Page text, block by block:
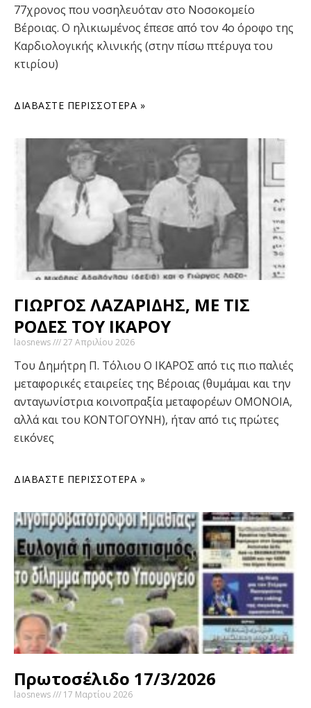
77χρονος που νοσηλευόταν στο Νοσοκομείο
Βέροιας. Ο ηλικιωμένος έπεσε από τον 4ο όροφο της
Καρδιολογικής κλινικής (στην πίσω πτέρυγα του
κτιρίου)
ΔΙΑΒΆΣΤΕ ΠΕΡΙΣΣΌΤΕΡΑ »
ΓΙΩΡΓΟΣ ΛΑΖΑΡΙΔΗΣ, ME TΙΣ
ΡΟΔΕΣ ΤΟΥ ΙΚΑΡΟΥ
laosnews 27 Απριλίου 2026
Του Δημήτρη Π. Τόλιου Ο ΙΚΑΡΟΣ από τις πιο παλιές
μεταφορικές εταιρείες της Βέροιας (θυμάμαι και την
ανταγωνίστρια κοινοπραξία μεταφορέων ΟΜΟΝΟΙΑ,
αλλά και του ΚΟΝΤΟΓΟΥΝΗ), ήταν από τις πρώτες
εικόνες
ΔΙΑΒΆΣΤΕ ΠΕΡΙΣΣΌΤΕΡΑ »
Πρωτοσέλιδο 17/3/2026
laosnews 17 Μαρτίου 2026